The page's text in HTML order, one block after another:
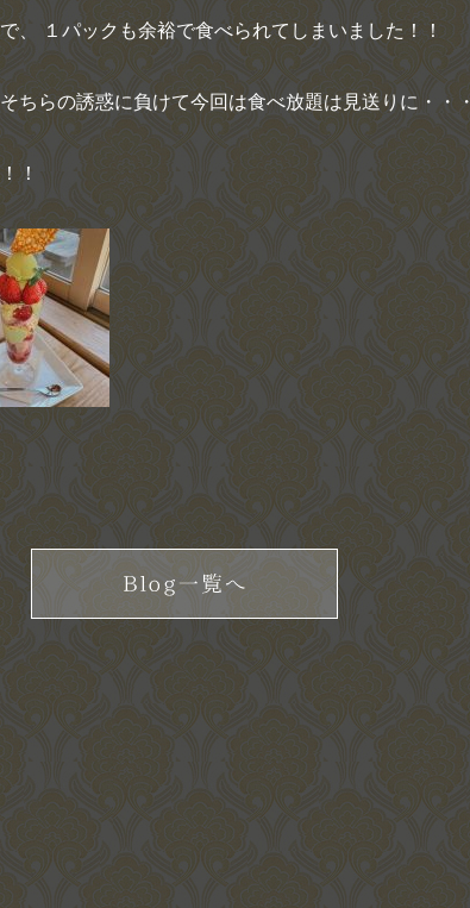
、 １パックも余裕で食べられてしまいました！！
ちらの誘惑に負けて今回は食べ放題は見送りに・・・
！